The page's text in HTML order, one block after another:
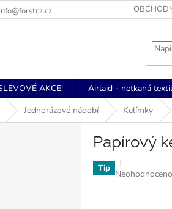
info@forstcz.cz
AKCE! Airlaid - netkaná
Jednorázové nádobí Kelímky
Papírový
Tip Průměrné
Neohodnoceno